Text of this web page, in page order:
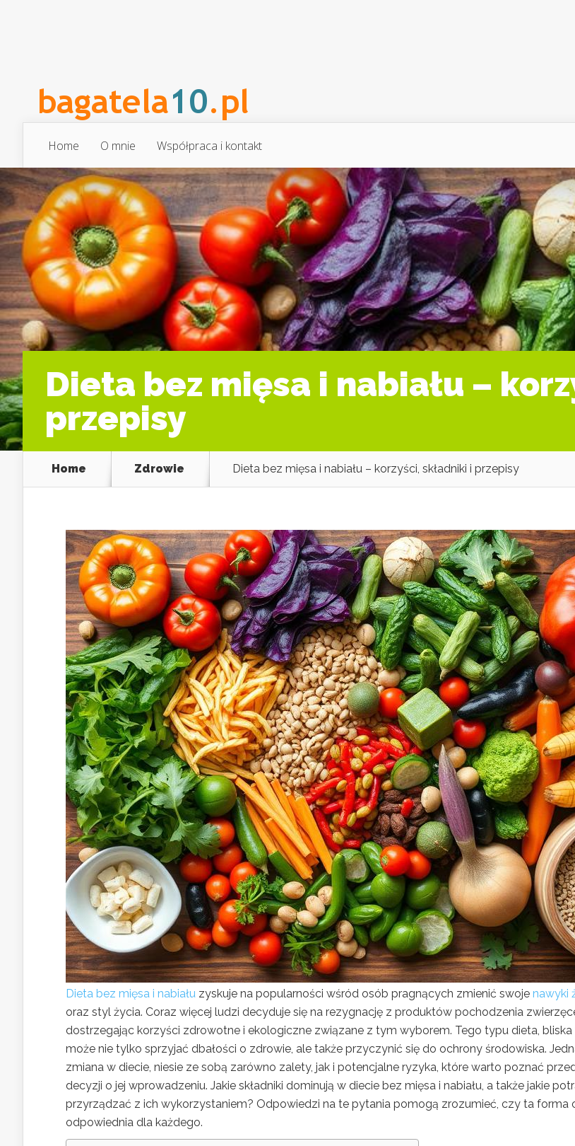
Home O mnie Współpraca i kontakt
Dieta bez mięsa i nabiału –
przepisy
Home Zdrowie Dieta bez mięsa i nabiału – korzyści, składniki i przepisy
Dieta bez mięsa i nabiału zyskuje na popularności wśród osób pragnących zmienić swoje nawyki
oraz styl życia. Coraz więcej ludzi decyduje się na rezygnację z produktów pochodzenia
dostrzegając korzyści zdrowotne i ekologiczne związane z tym wyborem. Tego typu dieta,
może nie tylko sprzyjać dbałości o zdrowie, ale także przyczynić się do ochrony środowiska.
zmiana w diecie, niesie ze sobą zarówno zalety, jak i potencjalne ryzyka, które warto poznać
decyzji o jej wprowadzeniu. Jakie składniki dominują w diecie bez mięsa i nabiału, a także jakie
przyrządzać z ich wykorzystaniem? Odpowiedzi na te pytania pomogą zrozumieć, czy ta forma
odpowiednia dla każdego.